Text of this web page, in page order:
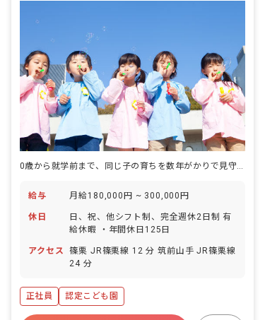
0歳から就学前まで、同じ子の育ちを数年がかりで見守れる認定こども園。
給与 月給180,000円 ~ 300,000円
休日
日、祝、他シフト制、完全週休2日制 有
給休暇 ・年間休日125日
アクセス
篠栗 JR篠栗線 12 分 筑前山手 JR篠栗線
24 分
正社員 認定こども園